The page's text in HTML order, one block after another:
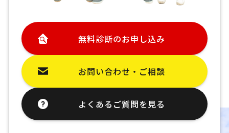
無料診断のお申し込み
お問い合わせ・ご相談
よくあるご質問を見る